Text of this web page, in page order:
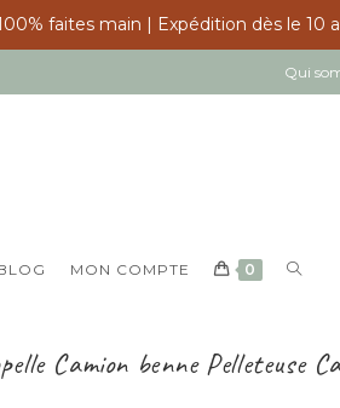
faites main | Expédition dès le 10
Qui
MON COMPTE 0
Camion benne Pelleteuse